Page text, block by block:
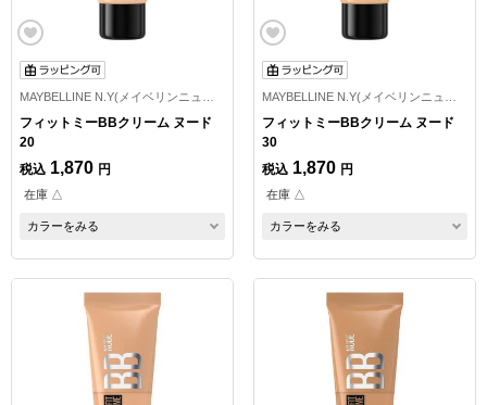
フィットミーBBクリーム ヌード
20
税込 1,870 円
在庫 △
カラーをみる
フィットミーBBクリーム ヌード
30
税込 1,870 円
在庫 △
カラーをみる